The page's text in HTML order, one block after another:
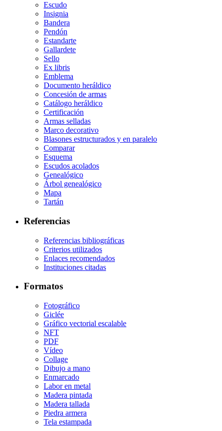
Escudo
Insignia
Bandera
Pendón
Estandarte
Gallardete
Sello
Ex libris
Emblema
Documento heráldico
Concesión de armas
Catálogo heráldico
Certificación
Armas selladas
Marco decorativo
Blasones estructurados y en paralelo
Comparar
Esquema
Escudos acolados
Genealógico
Árbol genealógico
Mapa
Tartán
Referencias
Referencias bibliográficas
Criterios utilizados
Enlaces recomendados
Instituciones citadas
Formatos
Fotográfico
Giclée
Gráfico vectorial escalable
NFT
PDF
Vídeo
Collage
Dibujo a mano
Enmarcado
Labor en metal
Madera pintada
Madera tallada
Piedra armera
Tela estampada